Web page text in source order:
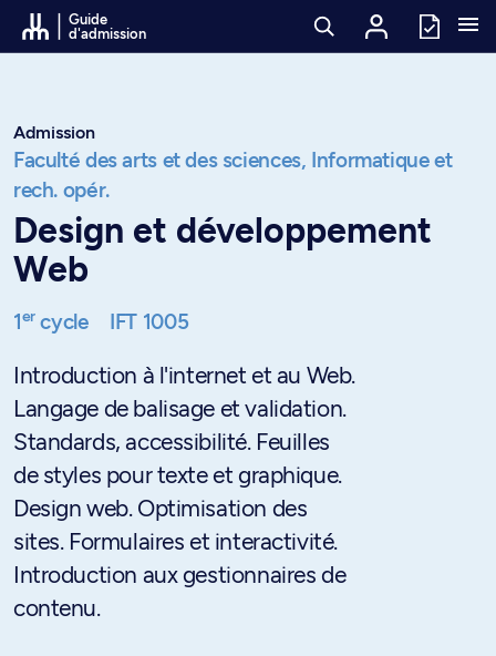
Passer au contenu
Guide
d'admission
Admission
Faculté des arts et des sciences, Informatique et
rech. opér.
Design et développement
Web
1ercycle IFT 1005
Introduction à l'internet et au Web.
Langage de balisage et validation.
Standards, accessibilité. Feuilles
de styles pour texte et graphique.
Design web. Optimisation des
sites. Formulaires et interactivité.
Introduction aux gestionnaires de
contenu.